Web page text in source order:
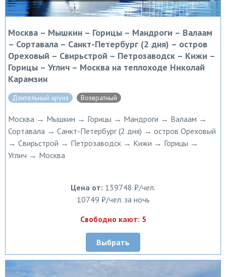
Москва – Мышкин – Горицы – Мандроги – Валаам
– Сортавала – Санкт-Петербург (2 дня) – остров
Ореховый – Свирьстрой – Петрозаводск – Кижи –
Горицы – Углич – Москва на теплоходе Николай
Карамзин
Длительный круиз Возвратный
Москва → Мышкин → Горицы → Мандроги → Валаам →
Сортавала → Санкт-Петербург (2 дня) → остров Ореховый
→ Свирьстрой → Петрозаводск → Кижи → Горицы →
Углич → Москва
Цена от: 139748 ₽/чел.
10749 ₽/чел. за ночь
Свободно кают: 5
Выбрать